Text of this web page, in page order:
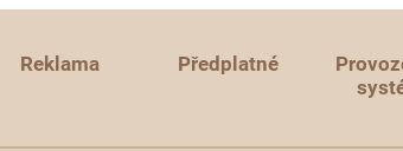
Reklama Předplatné